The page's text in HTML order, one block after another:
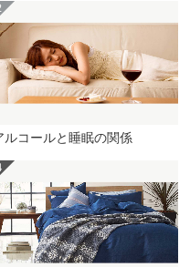
ルコールと睡眠の関係